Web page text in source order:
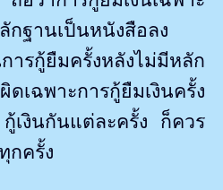
กฐานเป็นหนังสือลง
รกู้ยืมครั้งหลังไม่มีหลัก
เฉพาะการกู้ยืมเงินครั้ง
เงินกันแต่ละครั้ง ก็ควร
กครั้ง